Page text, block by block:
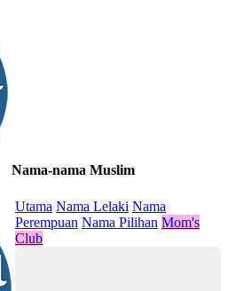
Nama-nama Muslim
Utama Nama Lelaki Nama
Perempuan Nama Pilihan Mom's
Club